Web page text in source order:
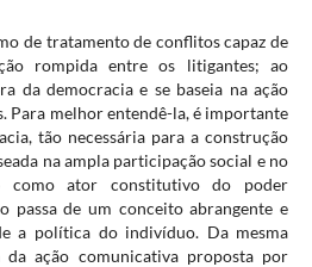
de tratamento de conflitos capaz de
rompida entre os litigantes; ao
da democracia e se baseia na ação
Para melhor entendê-la, é importante
tão necessária para a construção
na ampla participação social e no
como ator constitutivo do poder
passa de um conceito abrangente e
a política do indivíduo. Da mesma
ação comunicativa proposta por